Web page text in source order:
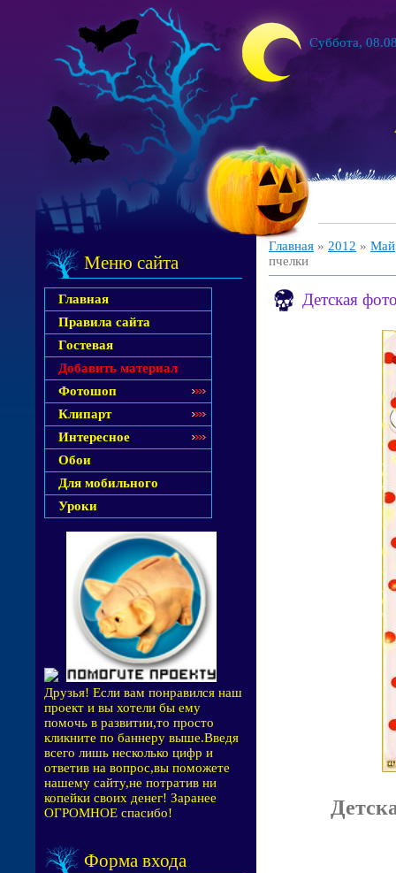
Суббота,
Меню сайта
Главная
Правила сайта
Гостевая
Добавить материал
Фотошоп
Клипарт
Интересное
Обои
Для мобильного
Уроки
Друзья! Если вам понравился наш
проект и вы хотели бы ему
помочь в развитии,то просто
кликните по баннеру выше.Введя
всего лишь несколько цифр и
ответив на вопрос,вы поможете
нашему сайту,не потратив ни
копейки своих денег! Заранее
ОГРОМНОЕ спасибо!
Форма входа
Главная » 2012 » Май
пчелки
Детская